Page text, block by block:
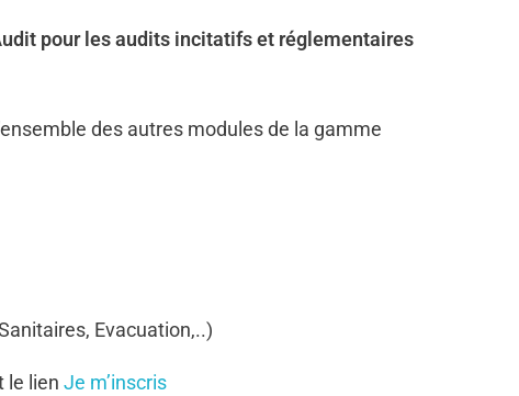
pour les audits incitatifs et réglementaires
des autres modules de la gamme
Evacuation,..)
le lien Je m’inscris